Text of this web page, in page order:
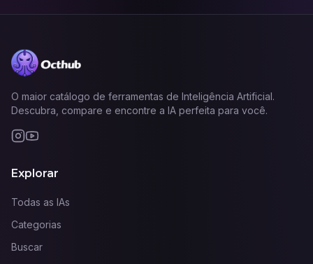
O maior catálogo de ferramentas de Inteligência Artificial.
Descubra, compare e encontre a IA perfeita para você.
Explorar
Todas as IAs
Categorias
Buscar